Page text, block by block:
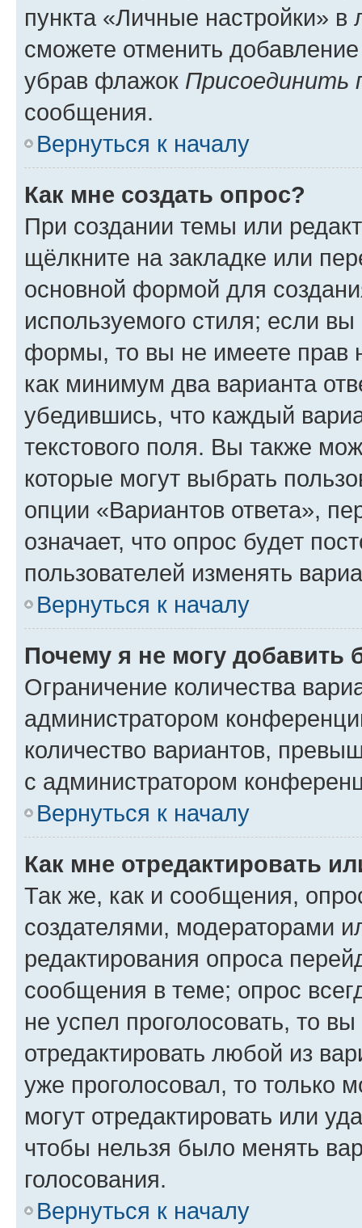
пункта «Личные настройки»
сможете отменить
убрав флажок Присоединить
сообщения.
Вернуться к началу
Как мне создать опрос?
При создании темы или
щёлкните на закладке или
основной формой для
используемого стиля; если
формы, то вы не имеете прав
как минимум два варианта
убедившись, что каждый
текстового поля. Вы также
которые могут выбрать
опции «Вариантов ответа»,
означает, что опрос будет
пользователей изменять
Вернуться к началу
Почему я не могу добавить
Ограничение количества
администратором
количество вариантов,
с администратором
Вернуться к началу
Как мне отредактировать
Так же, как и сообщения,
создателями, модераторами
редактирования опроса
сообщения в теме; опрос
не успел проголосовать, то
отредактировать любой из
уже проголосовал, то только
могут отредактировать или
чтобы нельзя было менять
голосования.
Вернуться к началу